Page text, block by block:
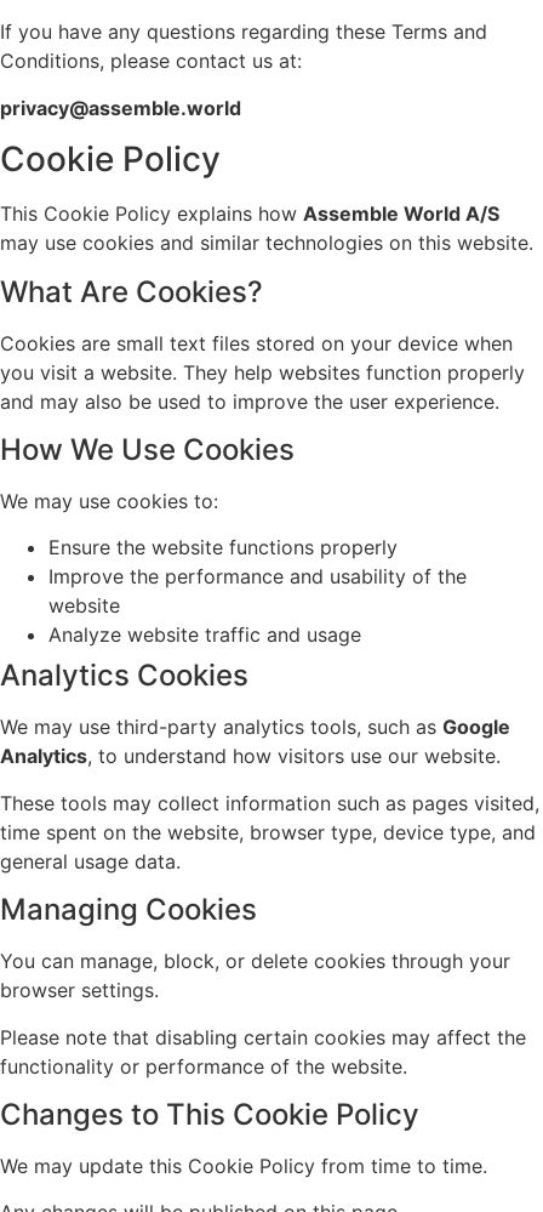
If you have any questions regarding these Terms and
Conditions, please contact us at:
privacy@assemble.world
Cookie Policy
This Cookie Policy explains how Assemble World A/S
may use cookies and similar technologies on this website.
What Are Cookies?
Cookies are small text files stored on your device when
you visit a website. They help websites function properly
and may also be used to improve the user experience.
How We Use Cookies
We may use cookies to:
Ensure the website functions properly
Improve the performance and usability of the
website
Analyze website traffic and usage
Analytics Cookies
We may use third-party analytics tools, such as Google
Analytics, to understand how visitors use our website.
These tools may collect information such as pages visited,
time spent on the website, browser type, device type, and
general usage data.
Managing Cookies
You can manage, block, or delete cookies through your
browser settings.
Please note that disabling certain cookies may affect the
functionality or performance of the website.
Changes to This Cookie Policy
We may update this Cookie Policy from time to time.